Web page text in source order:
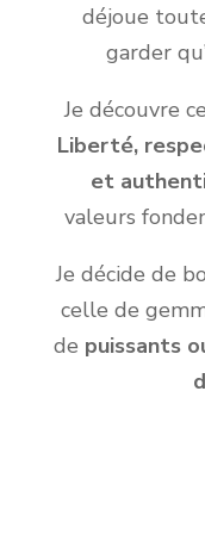
déjoue
garder
Je découvre
Liberté,
et
valeurs
Je décide de
celle de
de puissants